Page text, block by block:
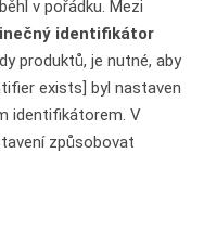
v pořádku. Mezi
identifikátor
produktů, je nutné, aby
exists] byl nastaven
identifikátorem. V
způsobovat